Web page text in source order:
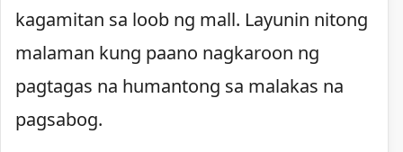
kagamitan sa loob ng mall. Layunin nitong
malaman kung paano nagkaroon ng
pagtagas na humantong sa malakas na
pagsabog.